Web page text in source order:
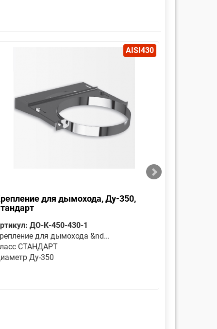
AISI430
для дымохода, Ду-350,
ДО-К-450-430-1
для дымохода &nd...
СТАНДАРТ
Ду-350